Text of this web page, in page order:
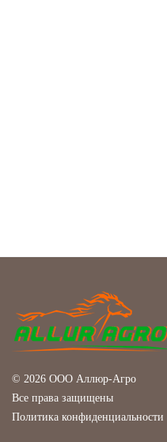
© 2026 ООО Аллюр-Агро
Все права защищены
Политика конфиденциальности